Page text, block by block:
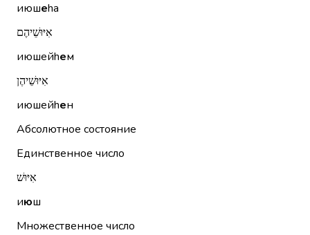
июшеhа
אִיּוּשֵׁיהֶם
июшейhем
אִיּוּשֵׁיהֶן
июшейhен
Абсолютное состояние
Единственное число
אִיּוּשׁ
июш
Множественное число